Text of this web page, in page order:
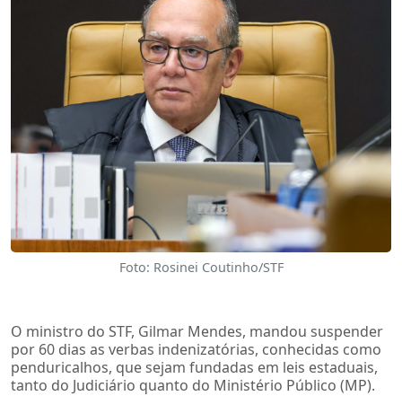
Foto: Rosinei Coutinho/STF
O ministro do STF, Gilmar Mendes, mandou suspender
por 60 dias as verbas indenizatórias, conhecidas como
penduricalhos, que sejam fundadas em leis estaduais,
tanto do Judiciário quanto do Ministério Público (MP).